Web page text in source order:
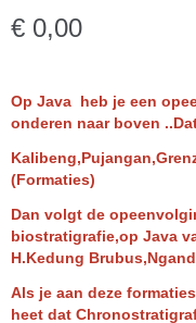
€ 0,00
Op Java heb je een
onderen naar boven
(Formaties)
Dan volgt de
biostratigrafie,op Java
H.Kedung
Als je aan deze
heet dat